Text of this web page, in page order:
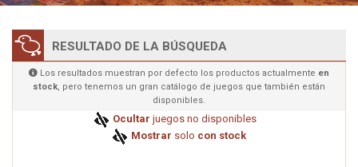
RESULTADO DE LA BÚSQUEDA
Los resultados muestran por defecto los productos actualmente en
stock, pero tenemos un gran catálogo de juegos que también están
disponibles.
Ocultar juegos no disponibles
Mostrar solo con stock